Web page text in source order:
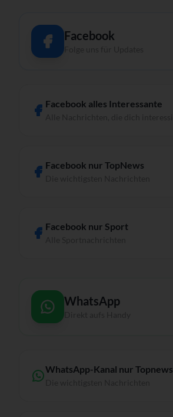
Facebook
Facebook alles Interessante
Facebook nur TopNews
Facebook nur Sport
WhatsApp
WhatsApp-Kanal nur Topnews